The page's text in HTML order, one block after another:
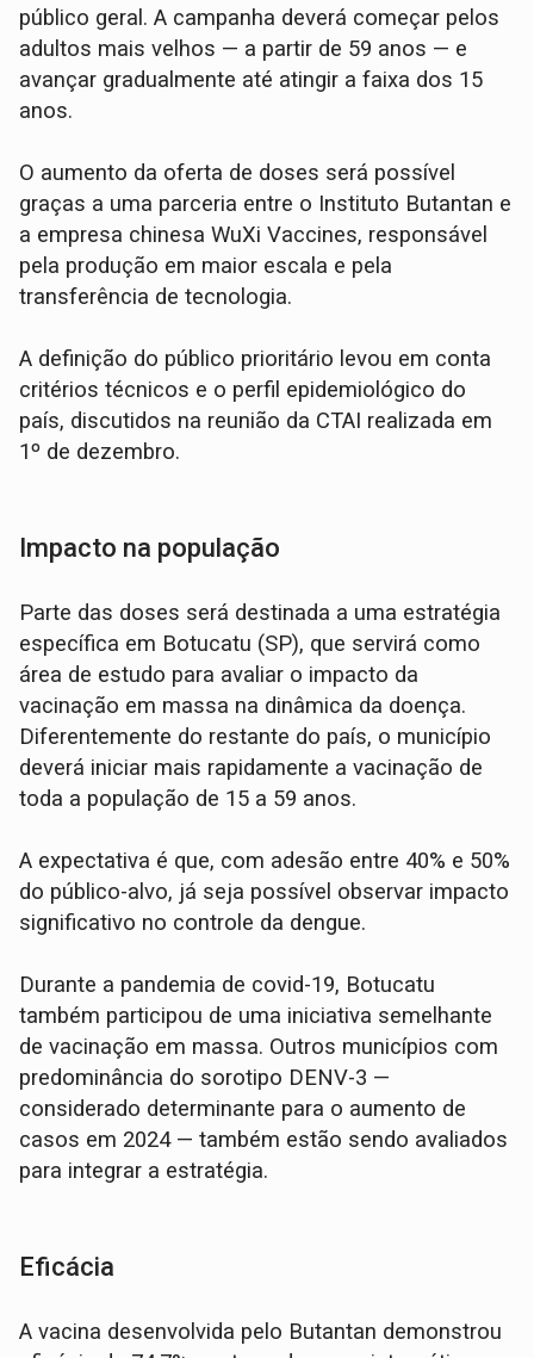
público geral. A campanha deverá começar pelos
adultos mais velhos — a partir de 59 anos — e
avançar gradualmente até atingir a faixa dos 15
anos.
O aumento da oferta de doses será possível
graças a uma parceria entre o Instituto Butantan e
a empresa chinesa WuXi Vaccines, responsável
pela produção em maior escala e pela
transferência de tecnologia.
A definição do público prioritário levou em conta
critérios técnicos e o perfil epidemiológico do
país, discutidos na reunião da CTAI realizada em
1º de dezembro.
Impacto na população
Parte das doses será destinada a uma estratégia
específica em Botucatu (SP), que servirá como
área de estudo para avaliar o impacto da
vacinação em massa na dinâmica da doença.
Diferentemente do restante do país, o município
deverá iniciar mais rapidamente a vacinação de
toda a população de 15 a 59 anos.
A expectativa é que, com adesão entre 40% e 50%
do público-alvo, já seja possível observar impacto
significativo no controle da dengue.
Durante a pandemia de covid-19, Botucatu
também participou de uma iniciativa semelhante
de vacinação em massa. Outros municípios com
predominância do sorotipo DENV-3 —
considerado determinante para o aumento de
casos em 2024 — também estão sendo avaliados
para integrar a estratégia.
Eficácia
A vacina desenvolvida pelo Butantan demonstrou